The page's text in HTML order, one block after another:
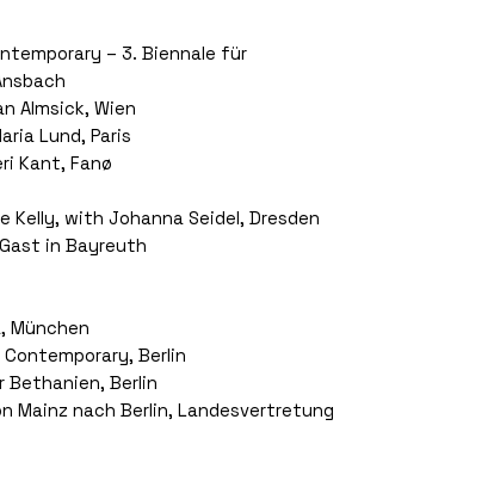
– 3. Biennale für
Almsick, Wien
Lund, Paris
Kant, Fanø
Kelly, with Johanna Seidel, Dresden
in Bayreuth
München
Contemporary, Berlin
Berlin
Mainz nach Berlin, Landesvertretung